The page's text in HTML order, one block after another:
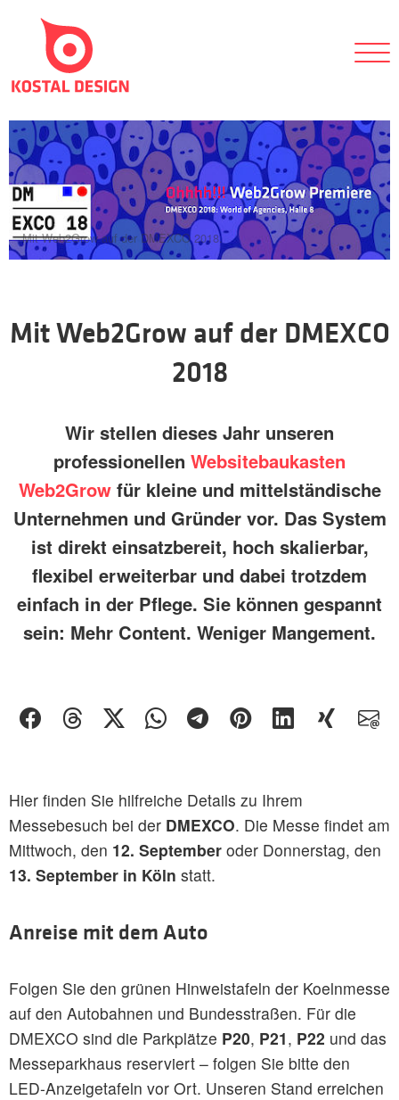
Mit Web2Grow auf der DMEXCO 2018.
Mit Web2Grow auf der DMEXCO
2018
Wir stellen dieses Jahr unseren
professionellen Websitebaukasten
Web2Growfür kleine und mittelständische
Unternehmen und Gründer vor. Das System
ist direkt einsatzbereit, hoch skalierbar,
flexibel erweiterbar und dabei trotzdem
einfach in der Pflege. Sie können gespannt
sein: Mehr Content. Weniger Mangement.
Hier finden Sie hilfreiche Details zu Ihrem
Messebesuch bei der DMEXCO. Die Messe findet am
Mittwoch, den 12. September oder Donnerstag, den
13. September in Köln statt.
Anreise mit dem Auto
Folgen Sie den grünen Hinweistafeln der Koelnmesse
auf den Autobahnen und Bundesstraßen. Für die
DMEXCO sind die Parkplätze P20, P21, P22 und das
Messeparkhaus reserviert – folgen Sie bitte den
LED-Anzeigetafeln vor Ort. Unseren Stand erreichen